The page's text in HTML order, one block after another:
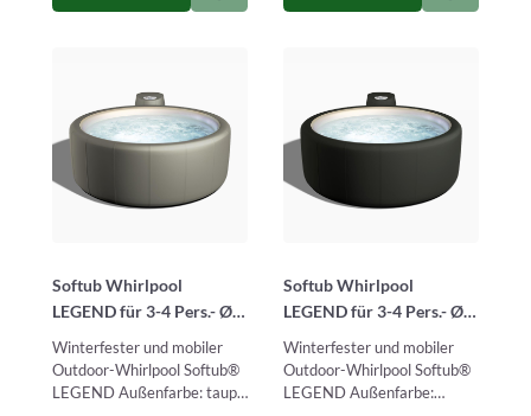
Softub Whirlpool
LEGEND für 3-4 Pers.- Ø
180 cm - 830 l - taupe
pearl
Winterfester und mobiler
Outdoor-Whirlpool Softub®
LEGEND Außenfarbe: taupe
Softub Whirlpool
LEGEND für 3-4 Pers.- Ø
180 cm - 830 l - berwick
stone tweed pearl
Winterfester und mobiler
Outdoor-Whirlpool Softub®
LEGEND Außenfarbe: